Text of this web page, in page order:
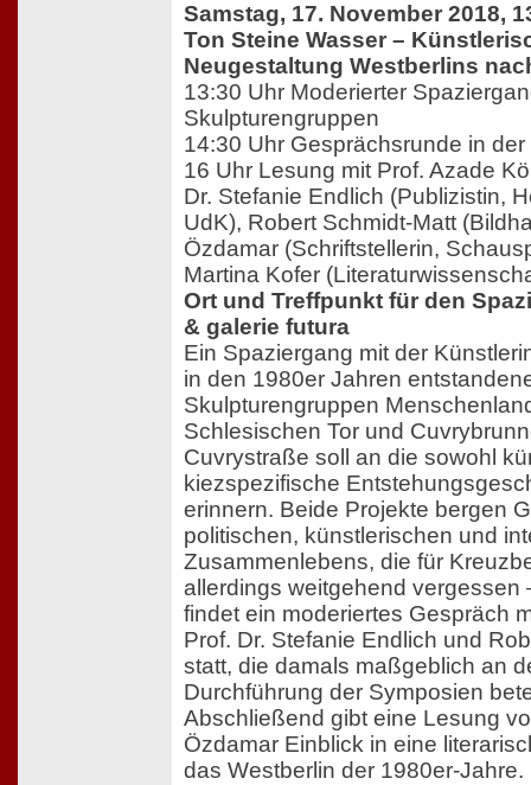
Samstag, 17. November 2018,
Ton Steine Wasser –
Neugestaltung Westberlins
13:30 Uhr Moderierter
Skulpturengruppen
14:30 Uhr Gesprächsrunde in der
16 Uhr Lesung mit Prof. Azade
Dr. Stefanie Endlich (Publizistin,
UdK), Robert Schmidt-Matt
Özdamar (Schriftstellerin,
Martina Kofer
Ort und Treffpunkt für den
& galerie futura
Ein Spaziergang mit der
in den 1980er Jahren
Skulpturengruppen
Schlesischen Tor und
Cuvrystraße soll an die sowohl
kiezspezifische
erinnern. Beide Projekte bergen
politischen, künstlerischen und
Zusammenlebens, die für
allerdings weitgehend vergessen
findet ein moderiertes Gespräch
Prof. Dr. Stefanie Endlich und
statt, die damals maßgeblich an
Durchführung der Symposien
Abschließend gibt eine Lesung
Özdamar Einblick in eine
das Westberlin der 1980er-Jahre.